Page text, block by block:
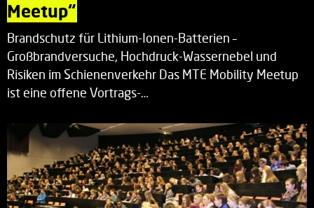
Meetup“
Brandschutz für Lithium-Ionen-Batterien –
Großbrandversuche, Hochdruck-Wassernebel und
Risiken im Schienenverkehr Das MTE Mobility Meetup
ist eine offene Vortrags-…